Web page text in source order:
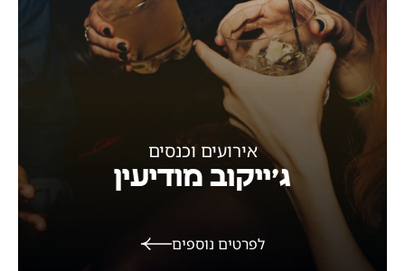
אירועים וכנסים
ג׳ייקוב מודיעין
לפרטים נוספים